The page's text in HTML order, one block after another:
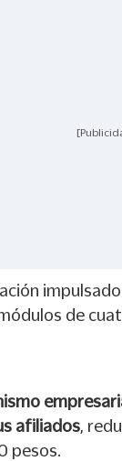
de
afiliados,
pesos.